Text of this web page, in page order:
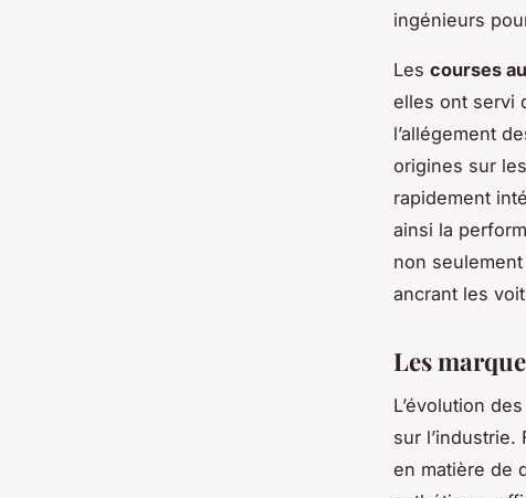
ingénieurs
Les courses
elles ont servi
l’allégement
origines sur
rapidement
ainsi la
non
ancrant les
Les
L’évolution des
sur
en matière de